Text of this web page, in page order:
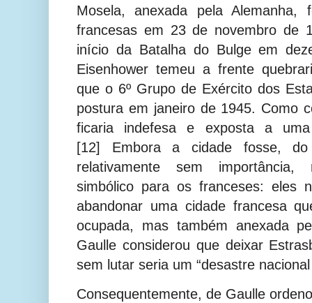
Mosela, anexada pela Alemanha,
francesas em 23 de novembro de
início da Batalha do Bulge em
Eisenhower temeu a frente
que o 6º Grupo de Exército dos
postura em janeiro de 1945. Como
ficaria indefesa e exposta a
[12] Embora a cidade fosse,
relativamente sem
simbólico para os franceses: eles
abandonar uma cidade francesa
ocupada, mas também anexada
Gaulle considerou que deixar
sem lutar seria um “desastre
Consequentemente, de Gaulle